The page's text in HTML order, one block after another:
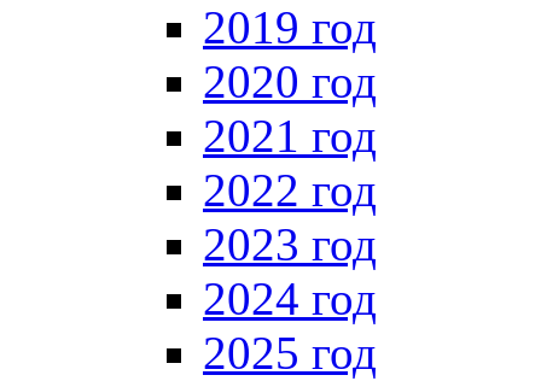
2019 год
2020 год
2021 год
2022 год
2023 год
2024 год
2025 год